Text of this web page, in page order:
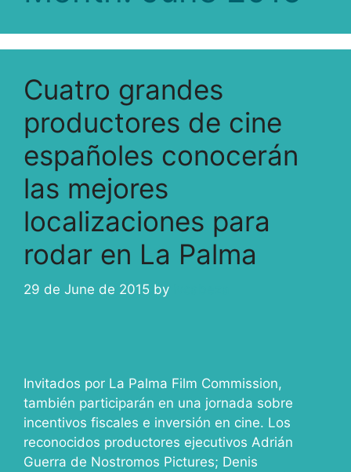
Cuatro grandes
productores de cine
españoles conocerán
las mejores
localizaciones para
rodar en La Palma
29 de June de 2015 by
Invitados por La Palma Film Commission,
también participarán en una jornada sobre
incentivos fiscales e inversión en cine. Los
reconocidos productores ejecutivos Adrián
Guerra de Nostromos Pictures; Denis